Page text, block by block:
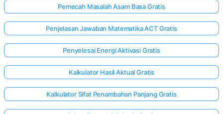
Pemecah Masalah Asam Basa Gratis
Penjelasan Jawaban Matematika ACT Gratis
Penyelesai Energi Aktivasi Gratis
Kalkulator Hasil Aktual Gratis
Kalkulator Sifat Penambahan Panjang Gratis